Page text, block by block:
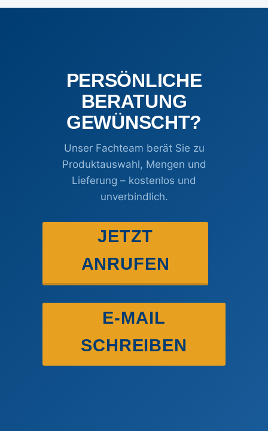
PERSÖNLICHE
BERATUNG
GEWÜNSCHT?
Unser Fachteam berät Sie zu
Produktauswahl, Mengen und
Lieferung – kostenlos und
unverbindlich.
JETZT
ANRUFEN
E-MAIL
SCHREIBEN